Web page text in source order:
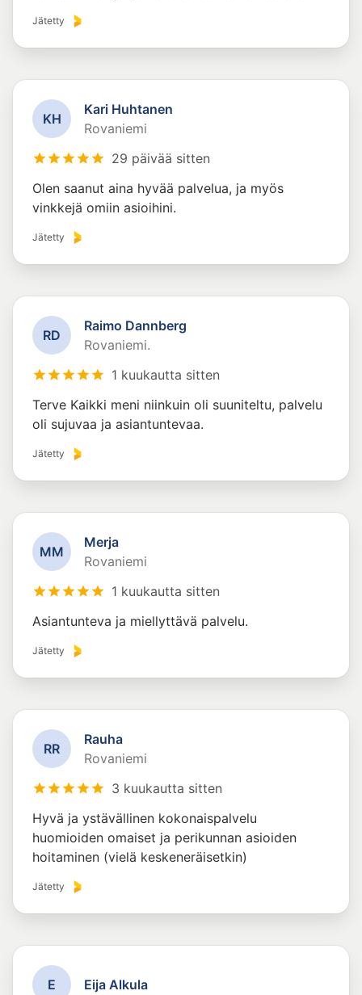
Jätetty
KH
Kari Huhtanen
Rovaniemi
29 päivää sitten
Olen saanut aina hyvää palvelua, ja myös
vinkkejä omiin asioihini.
Jätetty
RD
Raimo Dannberg
Rovaniemi.
1 kuukautta sitten
Terve Kaikki meni niinkuin oli suuniteltu, palvelu
oli sujuvaa ja asiantuntevaa.
Jätetty
MM
Merja
Rovaniemi
1 kuukautta sitten
Asiantunteva ja miellyttävä palvelu.
Jätetty
RR
Rauha
Rovaniemi
3 kuukautta sitten
Hyvä ja ystävällinen kokonaispalvelu
huomioiden omaiset ja perikunnan asioiden
hoitaminen (vielä keskeneräisetkin)
Jätetty
E Eija Alkula